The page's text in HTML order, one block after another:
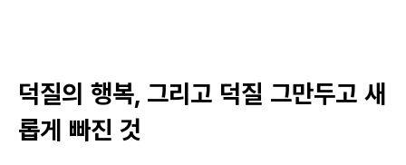
덕질의 행복, 그리고 덕질 그만두고 새
롭게 빠진 것